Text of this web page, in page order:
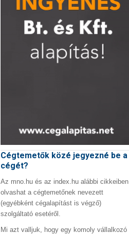
Cégtemetők közé jegyezné be a
cégét?
Az mno.hu és az index.hu alábbi cikkeiben
olvashat a cégtemetőnek nevezett
(egyébként cégalapítást is végző)
szolgáltató esetéről.
Mi azt valljuk, hogy egy komoly vállalkozó